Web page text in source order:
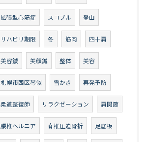
拡張型心筋症 スコブル 登山
リハビリ期限 冬 筋肉 四十肩
美容鍼 美顔鍼 整体 美容
札幌市西区琴似 雪かき 再発予防
柔道整復師 リラクゼーション 肩関節
腰椎ヘルニア 脊椎圧迫骨折 足底板